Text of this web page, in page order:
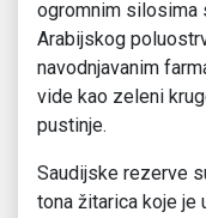
ogromnim silosima
Arabijskog
navodnjavanim
vide kao zeleni
pustinje.
Saudijske rezerve
tona žitarica koje je